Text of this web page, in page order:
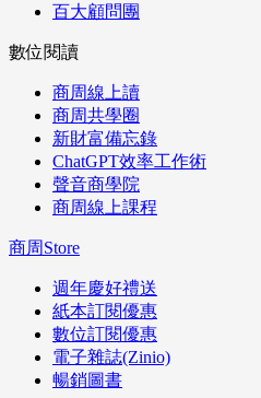
百大顧問團
數位閱讀
商周線上讀
商周共學圈
新財富備忘錄
ChatGPT效率工作術
聲音商學院
商周線上課程
商周Store
週年慶好禮送
紙本訂閱優惠
數位訂閱優惠
電子雜誌(Zinio)
暢銷圖書